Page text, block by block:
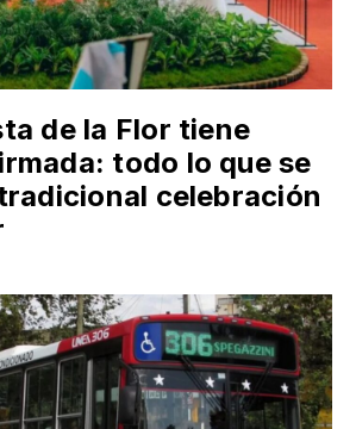
de la Flor tiene
todo lo que se
celebración